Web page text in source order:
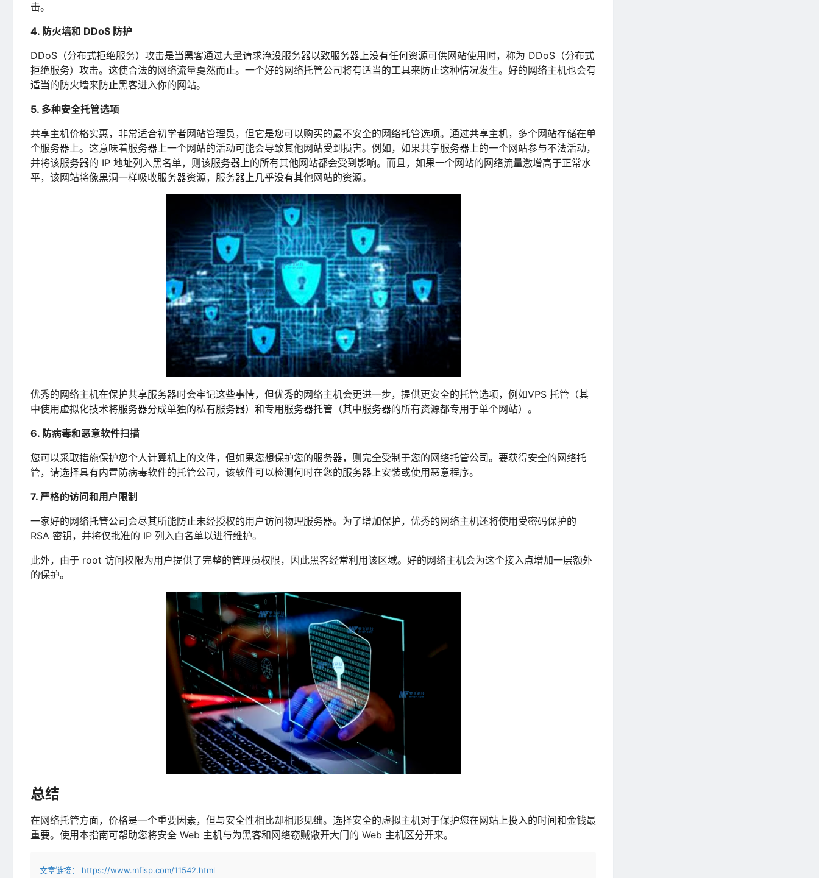
击。
4. 防火墙和 DDoS 防护
DDoS（分布式拒绝服务）攻击是当黑客通过大量请求淹没服务器以致服务器上没有任何资源可供网站使用时，称为 DDoS（分布式
拒绝服务）攻击。这使合法的网络流量戛然而止。一个好的网络托管公司将有适当的工具来防止这种情况发生。好的网络主机也会有
适当的防火墙来防止黑客进入你的网站。
5. 多种安全托管选项
共享主机价格实惠，非常适合初学者网站管理员，但它是您可以购买的最不安全的网络托管选项。通过共享主机，多个网站存储在单
个服务器上。这意味着服务器上一个网站的活动可能会导致其他网站受到损害。例如，如果共享服务器上的一个网站参与不法活动，
并将该服务器的 IP 地址列入黑名单，则该服务器上的所有其他网站都会受到影响。而且，如果一个网站的网络流量激增高于正常水
平，该网站将像黑洞一样吸收服务器资源，服务器上几乎没有其他网站的资源。
优秀的网络主机在保护共享服务器时会牢记这些事情，但优秀的网络主机会更进一步，提供更安全的托管选项，例如VPS 托管（其
中使用虚拟化技术将服务器分成单独的私有服务器）和专用服务器托管（其中服务器的所有资源都专用于单个网站）。
6. 防病毒和恶意软件扫描
您可以采取措施保护您个人计算机上的文件，但如果您想保护您的服务器，则完全受制于您的网络托管公司。要获得安全的网络托
管，请选择具有内置防病毒软件的托管公司，该软件可以检测何时在您的服务器上安装或使用恶意程序。
7. 严格的访问和用户限制
一家好的网络托管公司会尽其所能防止未经授权的用户访问物理服务器。为了增加保护，优秀的网络主机还将使用受密码保护的
RSA 密钥，并将仅批准的 IP 列入白名单以进行维护。
此外，由于 root 访问权限为用户提供了完整的管理员权限，因此黑客经常利用该区域。好的网络主机会为这个接入点增加一层额外
的保护。
总结
在网络托管方面，价格是一个重要因素，但与安全性相比却相形见绌。选择安全的虚拟主机对于保护您在网站上投入的时间和金钱最
重要。使用本指南可帮助您将安全 Web 主机与为黑客和网络窃贼敞开大门的 Web 主机区分开来。
文章链接：
https://www.mfisp.com/11542.html